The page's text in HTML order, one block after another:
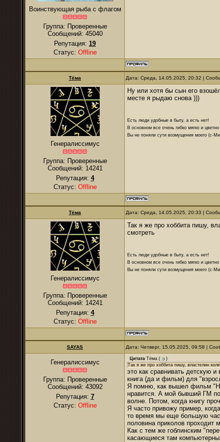
Воинствующая рыба с флагом
Группа: Проверенные
Сообщений: 45040
Репутация: 19
Статус: Offline
Тёма Дата: Среда, 14.05.2025, 20:32 |
Генералиссимус
Группа: Проверенные
Сообщений: 14241
Репутация: 4
Статус: Offline
Ну или хотя бы сын его
месте я рыдаю снова )))
Есть люди удобные в быту, а есть нет!
В основном все очень гибко мягко и цветно
Вы не поняли сути возмущения моего (с-
Тёма Дата: Среда, 14.05.2025, 20:33 |
Генералиссимус
Группа: Проверенные
Сообщений: 14241
Репутация: 4
Статус: Offline
Так я же про хоббита пишу,
смотреть
Есть люди удобные в быту, а есть нет!
В основном все очень гибко мягко и цветно
Вы не поняли сути возмущения моего (с-
SAYAS Дата: Четверг, 15.05.2025, 09:58 |
Генералиссимус
Группа: Проверенные
Сообщений: 43092
Репутация: 7
Статус: Offline
Цитата Тёма (
)
Так я же про хоббита пишу, властелин
это как сравнивать детскую
книга (да и фильм) для
Я помню, как вышел фильм
нравится. А мой бывший ГМ
волне. Потом, когда книгу
Я часто привожу пример,
то время мы еще большую
половина приколов проходит
Как с тем же гоблинским
касающиеся там